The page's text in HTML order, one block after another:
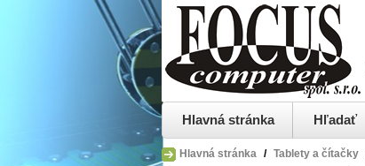
Hlavná stránka Hľadať
Hlavná stránka / Tablety a čítačky